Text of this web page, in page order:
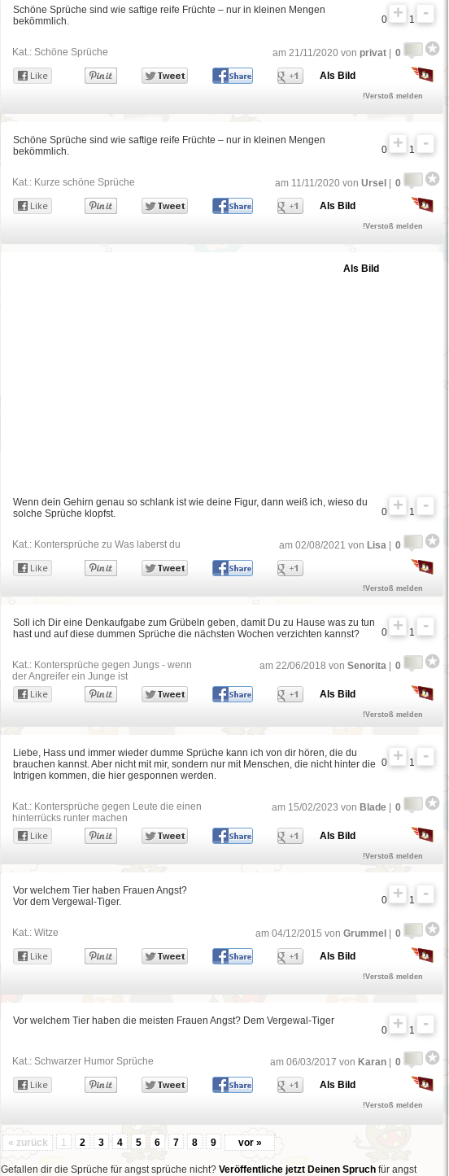
0 1
Schöne Sprüche sind wie saftige reife Früchte – nur in kleinen Mengen
bekömmlich.
Kat.: Schöne Sprüche am 21/11/2020 von privat
0
Als Bild
!Verstoß melden
0 1
Schöne Sprüche sind wie saftige reife Früchte – nur in kleinen Mengen
bekömmlich.
Kat.: Kurze schöne Sprüche am 11/11/2020 vonUrsel
0
Als Bild
!Verstoß melden
0 1
Wenn dein Gehirn genau so schlank ist wie deine Figur, dann weiß ich, wieso du
solche Sprüche klopfst.
Kat.: Kontersprüche zu Was laberst du am 02/08/2021 von Lisa 0
Als Bild
!Verstoß melden
0 1
Soll ich Dir eine Denkaufgabe zum Grübeln geben, damit Du zu Hause was zu tun
hast und auf diese dummen Sprüche die nächsten Wochen verzichten kannst?
Kat.: Kontersprüche gegen Jungs - wenn
der Angreifer ein Junge ist
am 22/06/2018 vonSenorita 0
Als Bild
!Verstoß melden
0 1
Liebe, Hass und immer wieder dumme Sprüche kann ich von dir hören, die du
brauchen kannst. Aber nicht mit mir, sondern nur mit Menschen, die nicht hinter die
Intrigen kommen, die hier gesponnen werden.
Kat.: Kontersprüche gegen Leute die einen
hinterrücks runter machen
am 15/02/2023 von Blade 0
Als Bild
!Verstoß melden
0 1
Vor welchem Tier haben Frauen Angst?
Vor dem Vergewal-Tiger.
Kat.: Witze am 04/12/2015 vonGrummel
0
Als Bild
!Verstoß melden
0 1
Vor welchem Tier haben die meisten Frauen Angst? Dem Vergewal-Tiger
Kat.: Schwarzer Humor Sprüche am 06/03/2017 von Karan
0
Als Bild
!Verstoß melden
« zurück 1 2 3 4 5 6 7 8 9 vor »
Gefallen dir die Sprüche für angst sprüche nicht? Veröffentliche jetzt Deinen Spruch für angst